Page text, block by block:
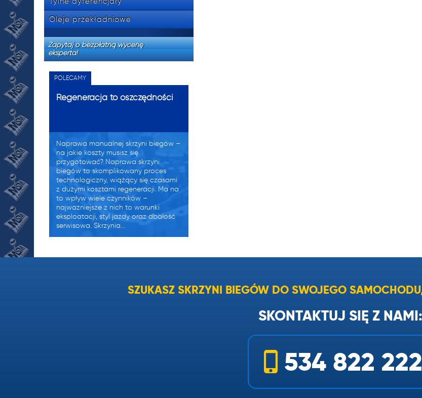
Oleje przekładniowe
Zapytaj o bezpłatną wycenę
eksperta!
POLECAMY
Regeneracja to oszczędności
Naprawa manualnej skrzyni biegów –
na jakie koszty musisz się
przygotować? Naprawa skrzyni
biegów to skomplikowany proces
technologiczny, wiążący się czasami
z dużymi kosztami regeneracji. Ma na
to wpływ wiele czynników –
najważniejsze z nich to warunki
eksploatacji, styl jazdy oraz dbałość
serwisowa. Skrzynia...
objawy.
Zużyty olej w skrzyni biegów objawySZUKASZ SKRZYNI BIEGÓW DO SWOJEGO
SKONTAKTUJ SIĘ Z NAMI:
534 822 222